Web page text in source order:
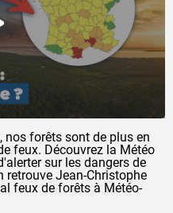
forêts sont de plus en
feux. Découvrez la Météo
sur les dangers de
retrouve Jean-Christophe
feux de forêts à Météo-